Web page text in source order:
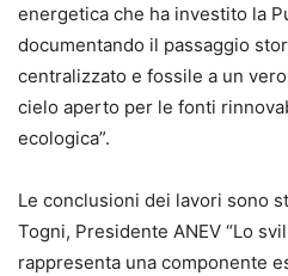
energetica che ha investito la
documentando il passaggio
centralizzato e fossile a un
cielo aperto per le fonti
ecologica”.
Le conclusioni dei lavori sono
Togni, Presidente ANEV “Lo
rappresenta una componente